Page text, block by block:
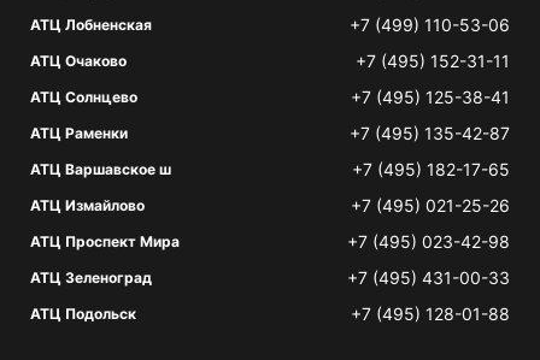
АТЦ Лобненская +7 (499) 110-53-06
АТЦ Очаково +7 (495) 152-31-11
АТЦ Солнцево +7 (495) 125-38-41
АТЦ Раменки +7 (495) 135-42-87
АТЦ Варшавское ш +7 (495) 182-17-65
АТЦ Измайлово +7 (495) 021-25-26
АТЦ Проспект Мира +7 (495) 023-42-98
АТЦ Зеленоград +7 (495) 431-00-33
АТЦ Подольск +7 (495) 128-01-88